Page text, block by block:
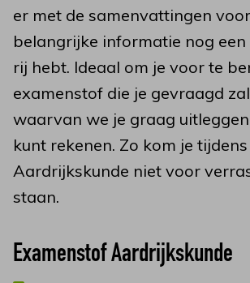
er met de samenvattingen
belangrijke informatie nog een
rij hebt. Ideaal om je voor te
examenstof die je gevraagd
waarvan we je graag
kunt rekenen. Zo kom je
Aardrijkskunde niet voor
staan.
Examenstof Aardrijkskunde